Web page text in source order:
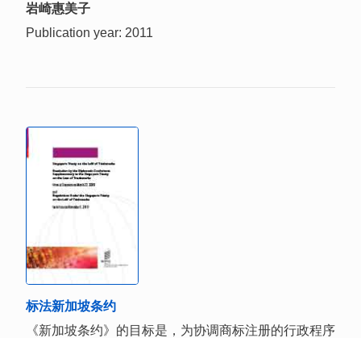
岩崎惠美子
Publication year: 2011
标法新加坡条约
《新加坡条约》的目标是，为协调商标注册的行政程序